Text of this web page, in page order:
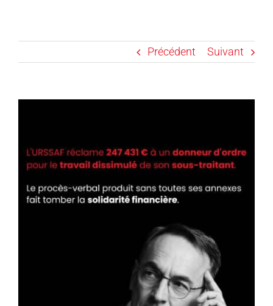
Précédent Suivant